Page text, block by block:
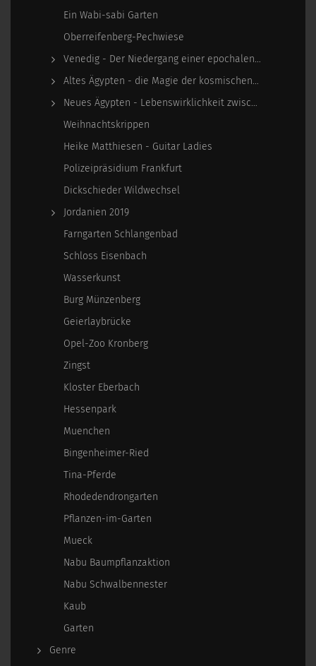
Ein Wabi-sabi Garten
Oberreifenberg-Pechwiese
Venedig - Der Niedergang einer epochalen Macht
Altes Ägypten - die Magie der kosmischen…
Neues Ägypten - Lebenswirklichkeit zwischen…
Weihnachtskrippen
Heike Matthiesen - Guitar Ladies
Polizeipräsidium Frankfurt
Dickschieder Wildwechsel
Jordanien 2019
Farngarten Schlangenbad
Schloss Eisenbach
Wasserkunst
Burg Münzenberg
Geierlaybrücke
Opel-Zoo Kronberg
Zingst
Kloster Eberbach
Hessenpark
Muenchen
Bingenheimer-Ried
Tina-Pferde
Rhodedendrongarten
Pflanzen-im-Garten
Mueck
Nabu Baumpflanzaktion
Nabu Schwalbennester
Kaub
Garten
Genre